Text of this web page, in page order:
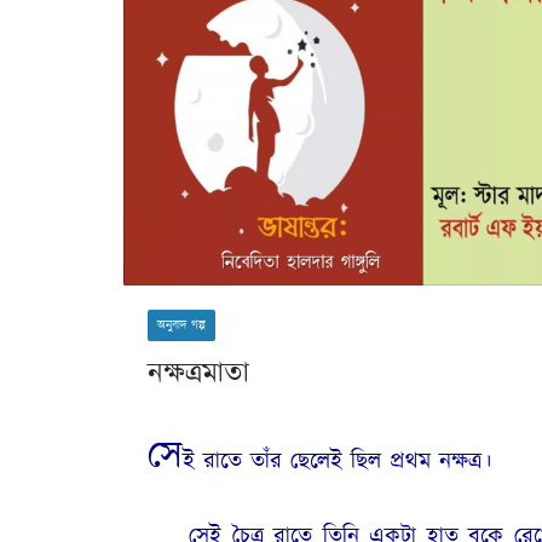
অনুবাদ গল্প
নক্ষত্রমাতা
সেই রাতে তাঁর ছেলেই ছিল প্রথম নক্ষত্র।